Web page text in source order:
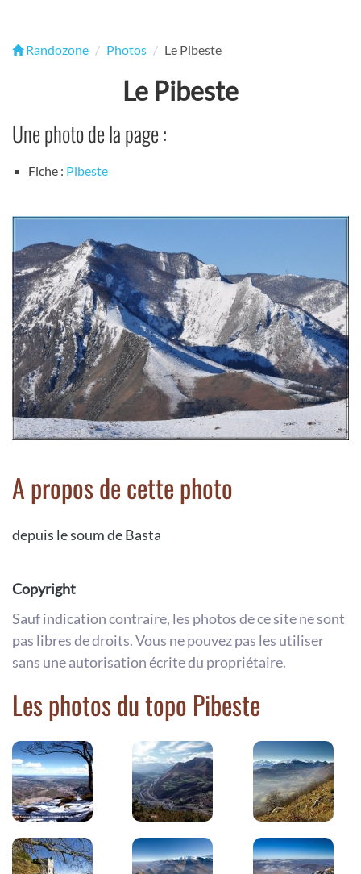
Randozone Photos Le Pibeste
Le Pibeste
Une photo de la page :
Fiche : Pibeste
A propos de cette photo
depuis le soum de Basta
Copyright
Sauf indication contraire, les photos de ce site ne sont
pas libres de droits. Vous ne pouvez pas les utiliser
sans une autorisation écrite du propriétaire.
Les photos du topo Pibeste